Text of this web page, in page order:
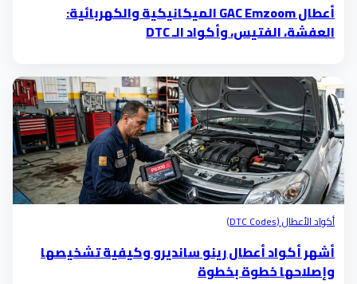
أعطال GAC Emzoom الميكانيكية والكهربائية:
العفشة، الفتيس، وأكواد الـ DTC
أكواد الأعطال (DTC Codes)
أشهر أكواد أعطال رينو سانديرو وكيفية تشخيصها
وإصلاحها خطوة بخطوة